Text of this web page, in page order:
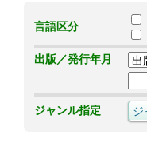
言語区分
出版／発行年月
ジャンル指定